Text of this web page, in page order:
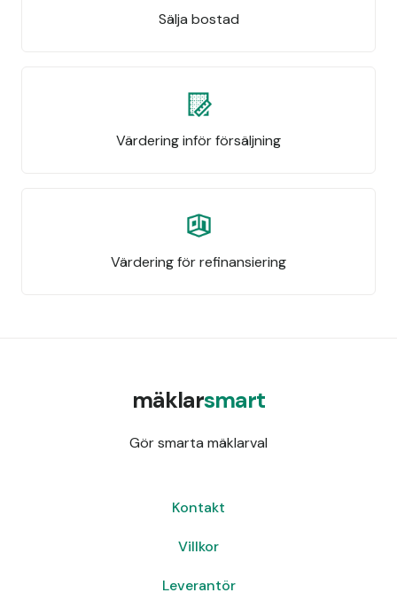
Sälja bostad
Värdering inför försäljning
Värdering för refinansiering
mäklarsmart
Gör smarta mäklarval
Kontakt
Villkor
Leverantör